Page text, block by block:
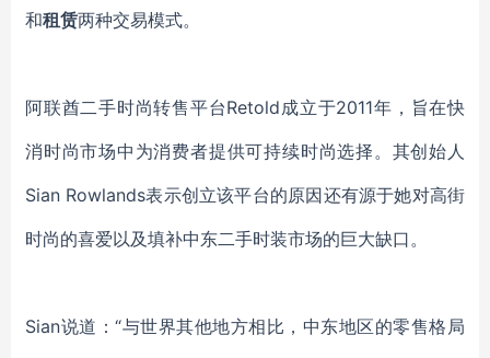
和租赁两种交易模式。
阿联酋二手时尚转售平台Retold成立于2011年，旨在快
消时尚市场中为消费者提供可持续时尚选择。其创始人
Sian Rowlands表示创立该平台的原因还有源于她对高街
时尚的喜爱以及填补中东二手时装市场的巨大缺口。
Sian说道：“与世界其他地方相比，中东地区的零售格局